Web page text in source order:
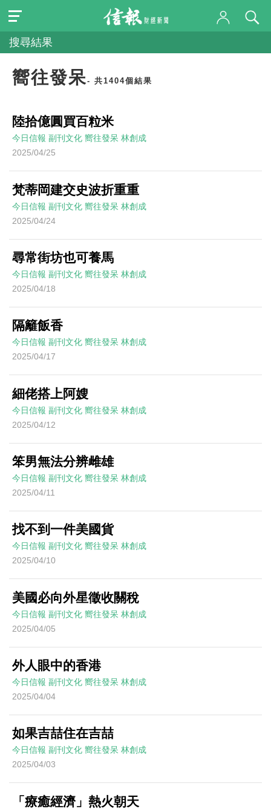
搜尋結果
嚮往發呆- 共1404個結果
陸拾億圓買百粒米
今日信報 副刊文化 嚮往發呆 林創成
2025/04/25
梵蒂岡建交史波折重重
今日信報 副刊文化 嚮往發呆 林創成
2025/04/24
尋常街坊也可養馬
今日信報 副刊文化 嚮往發呆 林創成
2025/04/18
隔籬飯香
今日信報 副刊文化 嚮往發呆 林創成
2025/04/17
細佬搭上阿嫂
今日信報 副刊文化 嚮往發呆 林創成
2025/04/12
笨男無法分辨雌雄
今日信報 副刊文化 嚮往發呆 林創成
2025/04/11
找不到一件美國貨
今日信報 副刊文化 嚮往發呆 林創成
2025/04/10
美國必向外星徵收關稅
今日信報 副刊文化 嚮往發呆 林創成
2025/04/05
外人眼中的香港
今日信報 副刊文化 嚮往發呆 林創成
2025/04/04
如果吉喆住在吉喆
今日信報 副刊文化 嚮往發呆 林創成
2025/04/03
「療癒經濟」熱火朝天